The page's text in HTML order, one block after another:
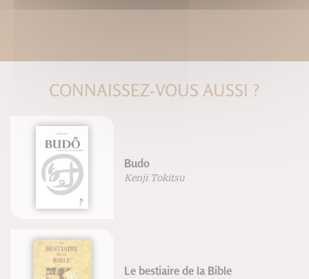
CONNAISSEZ-VOUS AUSSI ?
Budo
Kenji Tokitsu
Le bestiaire de la Bible